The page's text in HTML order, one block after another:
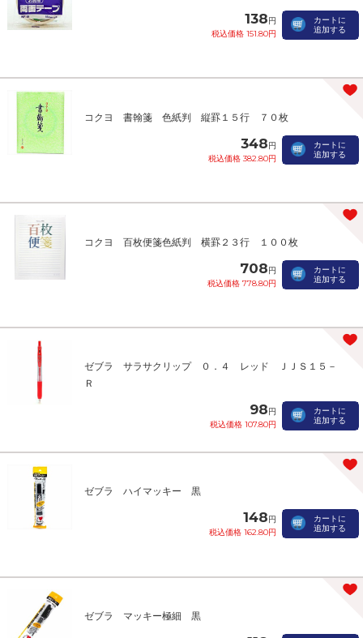
138円
税込価格 151.80円
カートに
追加する
コクヨ 書翰箋 色紙判 縦罫１５行 ７０枚
348円
税込価格 382.80円
カートに
追加する
コクヨ 百枚便箋色紙判 横罫２３行 １００枚
708円
税込価格 778.80円
カートに
追加する
ゼブラ サラサクリップ ０．４ レッド ＪＪＳ１５－
Ｒ
98円
税込価格 107.80円
カートに
追加する
ゼブラ ハイマッキー 黒
148円
税込価格 162.80円
カートに
追加する
ゼブラ マッキー極細 黒